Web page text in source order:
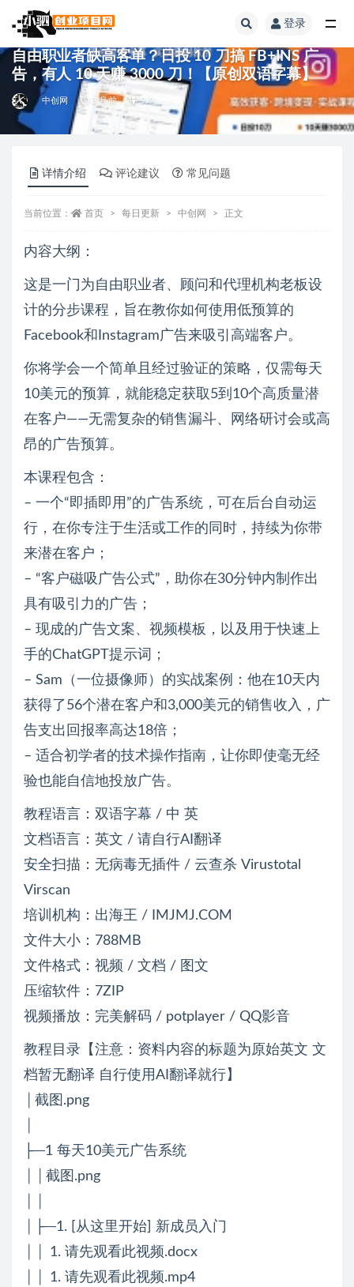
登录
自由职业者缺高客单？日投 10 刀搞 FB+INS 广
告，有人 10 天赚 3000 刀！【原创双语字幕】
中创网 3 月前 9.9
详情介绍 评论建议 常见问题
当前位置： 首页 每日更新 中创网 正文
内容大纲：
这是一门为自由职业者、顾问和代理机构老板设
计的分步课程，旨在教你如何使用低预算的
Facebook和Instagram广告来吸引高端客户。
你将学会一个简单且经过验证的策略，仅需每天
10美元的预算，就能稳定获取5到10个高质量潜
在客户——无需复杂的销售漏斗、网络研讨会或高
昂的广告预算。
本课程包含：
– 一个“即插即用”的广告系统，可在后台自动运
行，在你专注于生活或工作的同时，持续为你带
来潜在客户；
– “客户磁吸广告公式”，助你在30分钟内制作出
具有吸引力的广告；
– 现成的广告文案、视频模板，以及用于快速上
手的ChatGPT提示词；
– Sam（一位摄像师）的实战案例：他在10天内
获得了56个潜在客户和3,000美元的销售收入，广
告支出回报率高达18倍；
– 适合初学者的技术操作指南，让你即使毫无经
验也能自信地投放广告。
教程语言：双语字幕 / 中 英
文档语言：英文 / 请自行AI翻译
安全扫描：无病毒无插件 / 云查杀 Virustotal
Virscan
培训机构：出海王 / IMJMJ.COM
文件大小：788MB
文件格式：视频 / 文档 / 图文
压缩软件：7ZIP
视频播放：完美解码 / potplayer / QQ影音
教程目录【注意：资料内容的标题为原始英文 文
档暂无翻译 自行使用AI翻译就行】
│截图.png
├─1 每天10美元广告系统
││截图.png
│├─1. [从这里开始] 新成员入门
││ 1. 请先观看此视频.docx
││ 1. 请先观看此视频.mp4